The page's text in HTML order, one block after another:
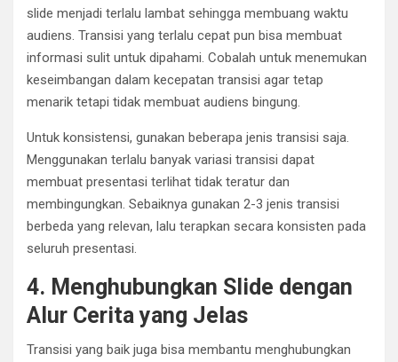
slide menjadi terlalu lambat sehingga membuang waktu
audiens. Transisi yang terlalu cepat pun bisa membuat
informasi sulit untuk dipahami. Cobalah untuk menemukan
keseimbangan dalam kecepatan transisi agar tetap
menarik tetapi tidak membuat audiens bingung.
Untuk konsistensi, gunakan beberapa jenis transisi saja.
Menggunakan terlalu banyak variasi transisi dapat
membuat presentasi terlihat tidak teratur dan
membingungkan. Sebaiknya gunakan 2-3 jenis transisi
berbeda yang relevan, lalu terapkan secara konsisten pada
seluruh presentasi.
4. Menghubungkan Slide dengan
Alur Cerita yang Jelas
Transisi yang baik juga bisa membantu menghubungkan